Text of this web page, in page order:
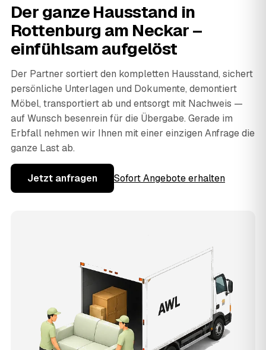
Der ganze Hausstand in
Rottenburg am Neckar –
einfühlsam aufgelöst
Der Partner sortiert den kompletten Hausstand, sichert
persönliche Unterlagen und Dokumente, demontiert
Möbel, transportiert ab und entsorgt mit Nachweis —
auf Wunsch besenrein für die Übergabe. Gerade im
Erbfall nehmen wir Ihnen mit einer einzigen Anfrage die
ganze Last ab.
Jetzt anfragen Sofort Angebote erhalten